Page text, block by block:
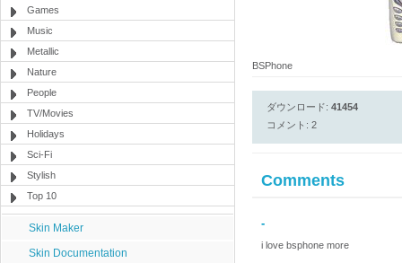
Games
Music
Metallic
Nature
People
TV/Movies
Holidays
Sci-Fi
Stylish
Top 10
Skin Maker
Skin Documentation
BSPhone
ダウンロード: 41454
コメント: 2
Comments
-
i love bsphone more